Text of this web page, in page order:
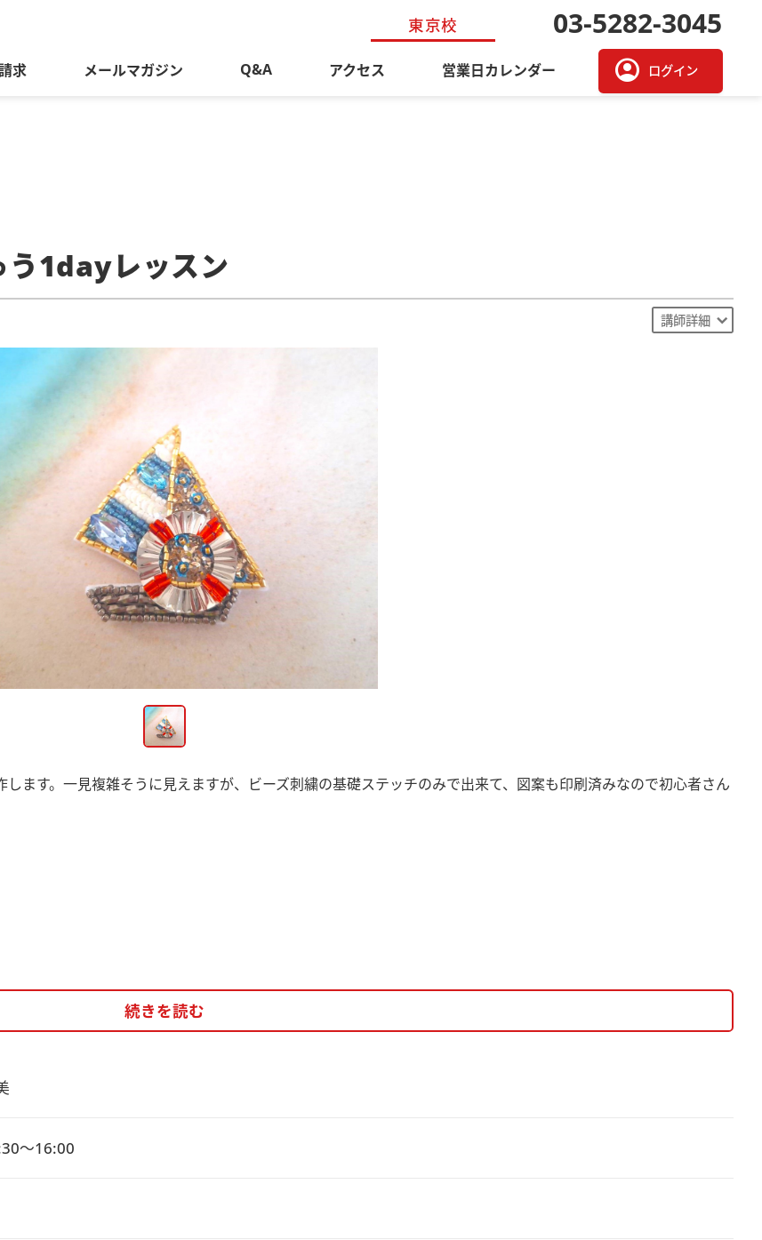
東京校 03-5282-3045
求 メールマガジン Q&A アクセス 営業日カレンダー account_circle ログイン
う1dayレッスン
講師詳細
ます。一見複雑そうに見えますが、ビーズ刺繍の基礎ステッチのみで出来て、図案も印刷済みなので初心者さん
続きを読む
～16:00